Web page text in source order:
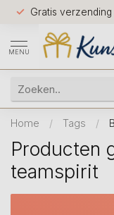
Gratis
MENU
Home / Tags /
Producten
teamspirit